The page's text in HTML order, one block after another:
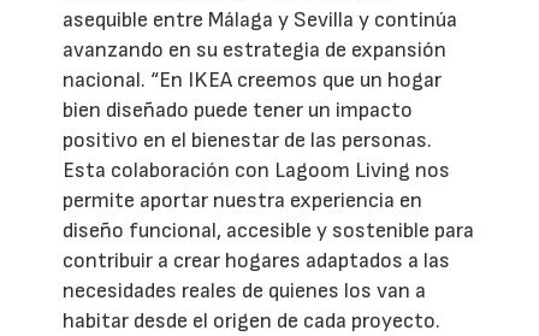
asequible entre Málaga y Sevilla y continúa
avanzando en su estrategia de expansión
nacional. “En IKEA creemos que un hogar
bien diseñado puede tener un impacto
positivo en el bienestar de las personas.
Esta colaboración con Lagoom Living nos
permite aportar nuestra experiencia en
diseño funcional, accesible y sostenible para
contribuir a crear hogares adaptados a las
necesidades reales de quienes los van a
habitar desde el origen de cada proyecto.